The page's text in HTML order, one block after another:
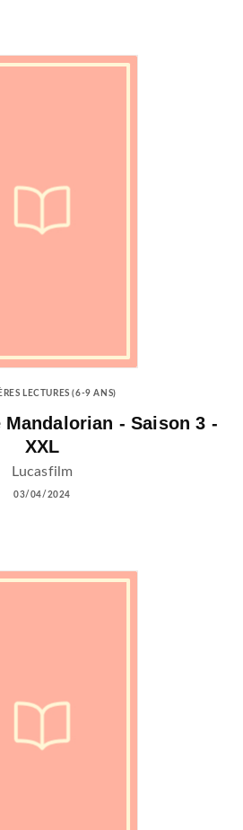
LECTURES (6-9 ANS)
Mandalorian - Saison 3 -
XXL
Lucasfilm
03/04/2024